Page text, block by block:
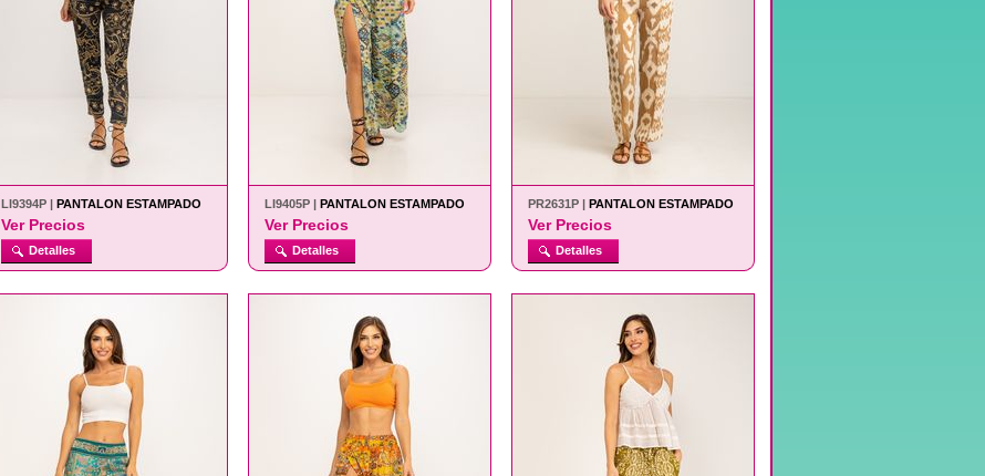
LI9394P | PANTALON ESTAMPADO
Ver Precios
Detalles
LI9405P | PANTALON ESTAMPADO
Ver Precios
Detalles
PR2631P | PANTALON ESTAMPADO
Ver Precios
Detalles